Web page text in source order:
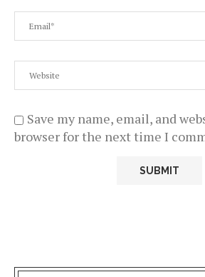
Save my name, email, and
browser for the next time I